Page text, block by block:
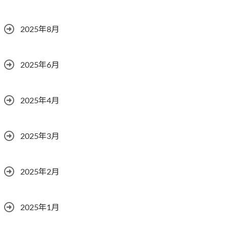
2025年8月
2025年6月
2025年4月
2025年3月
2025年2月
2025年1月